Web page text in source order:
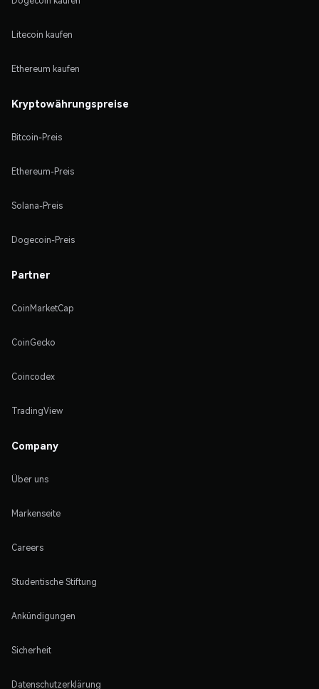
Litecoin kaufen
Ethereum kaufen
Kryptowährungspreise
Bitcoin-Preis
Ethereum-Preis
Solana-Preis
Dogecoin-Preis
Partner
CoinMarketCap
CoinGecko
Coincodex
TradingView
Company
Über uns
Markenseite
Careers
Studentische Stiftung
Ankündigungen
Sicherheit
Datenschutzerklärung